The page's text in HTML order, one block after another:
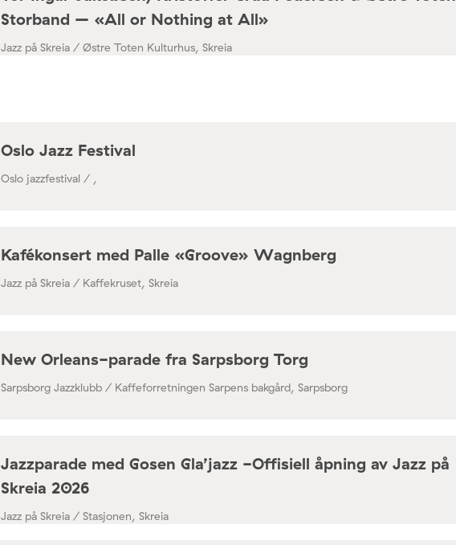
Storband – «All or Nothing at All»
Jazz på Skreia / Østre Toten Kulturhus, Skreia
Oslo Jazz Festival
Oslo jazzfestival / ,
Kafékonsert med Palle «Groove» Wagnberg
Jazz på Skreia / Kaffekruset, Skreia
New Orleans-parade fra Sarpsborg Torg
Sarpsborg Jazzklubb / Kaffeforretningen Sarpens bakgård, Sarpsborg
Jazzparade med Gosen Gla’jazz -Offisiell åpning av Jazz på
Skreia 2026
Jazz på Skreia / Stasjonen, Skreia